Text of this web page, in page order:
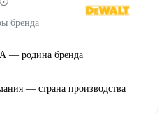
бренда
— родина бренда
— страна производства